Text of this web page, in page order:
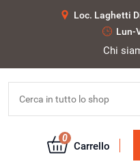
Loc. Laghetti
Lun-
Chi
0
Carrello